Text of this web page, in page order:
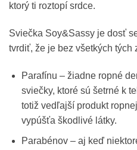
ktorý ti roztopí srdce.
Sviečka Soy&Sassy je dosť
tvrdiť, že je bez všetkých tých
Parafínu – žiadne ropné
sviečky, ktoré sú šetrné k
totiž vedľajší produkt
vypúšťa škodlivé látky.
Parabénov – aj keď